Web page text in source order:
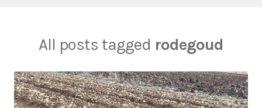
All posts tagged rodegoud